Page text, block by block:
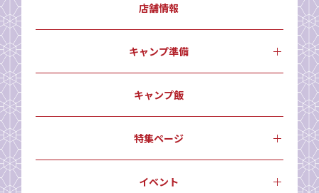
店舗情報
キャンプ準備
キャンプ飯
特集ページ
イベント